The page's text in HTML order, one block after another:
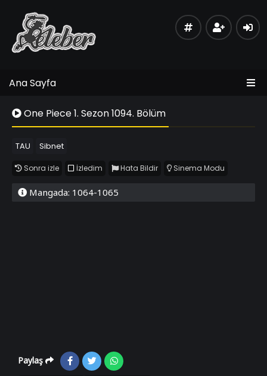
Ana Sayfa
One Piece 1. Sezon 1094. Bölüm
TAU Sibnet
Sonra izle İzledim Hata Bildir Sinema Modu
Mangada: 1064-1065
Paylaş